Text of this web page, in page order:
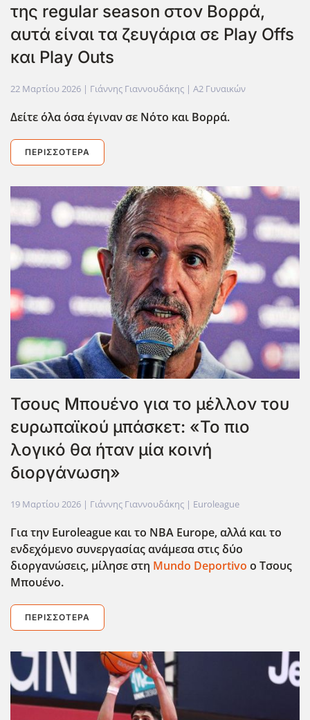
της regular season στον Βορρά,
αυτά είναι τα ζευγάρια σε Play Offs
και Play Outs
22 Μαρτίου 2026 | Γιάννης Γιαννουδάκης | Α2 Γυναικών
Δείτε όλα όσα έγιναν σε Νότο και Βορρά.
ΠΕΡΙΣΣΌΤΕΡΑ
Τσους Μπουένο για το μέλλον του
ευρωπαϊκού μπάσκετ: «Το πιο
λογικό θα ήταν μία κοινή
διοργάνωση»
19 Μαρτίου 2026 | Γιάννης Γιαννουδάκης | Euroleague
Για την Euroleague και το NBA Europe, αλλά και το
ενδεχόμενο συνεργασίας ανάμεσα στις δύο
διοργανώσεις, μίλησε στη Mundo Deportivo ο Τσους
Μπουένο.
ΠΕΡΙΣΣΌΤΕΡΑ